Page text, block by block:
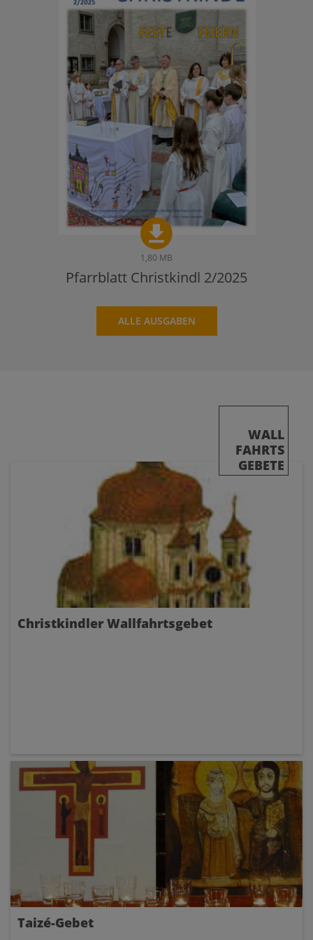
1,80 MB
Pfarrblatt Christkindl 2/2025
ALLE AUSGABEN
WALL
FAHRTS
GEBETE
Christkindler Wallfahrtsgebet
Taizé-Gebet